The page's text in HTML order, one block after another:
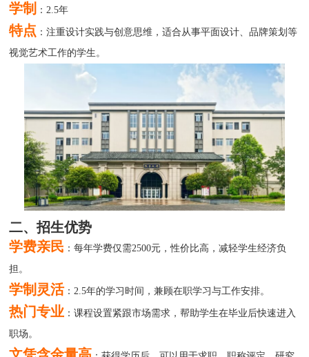
学制 ：2.5年
特点 ：注重设计实践与创意思维，适合从事平面设计、品牌策划等
视觉艺术工作的学生。
二、招生优势
学费亲民 ：每年学费仅需2500元，性价比高，减轻学生经济负
担。
学制灵活：2.5年的学习时间，兼顾在职学习与工作安排。
热门专业 ：课程设置紧跟市场需求，帮助学生在毕业后快速进入
职场。